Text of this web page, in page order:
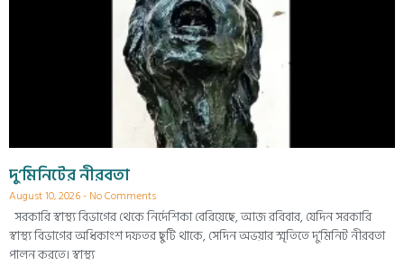
দু’মিনিটের নীরবতা
August 10, 2026 No Comments
সরকারি স্বাস্থ্য বিভাগের থেকে নির্দেশিকা বেরিয়েছে, আজ রবিবার, যেদিন সরকারি
স্বাস্থ্য বিভাগের অধিকাংশ দফতর ছুটি থাকে, সেদিন অভয়ার স্মৃতিতে দু’মিনিট নীরবতা
পালন করতে। স্বাস্থ্য